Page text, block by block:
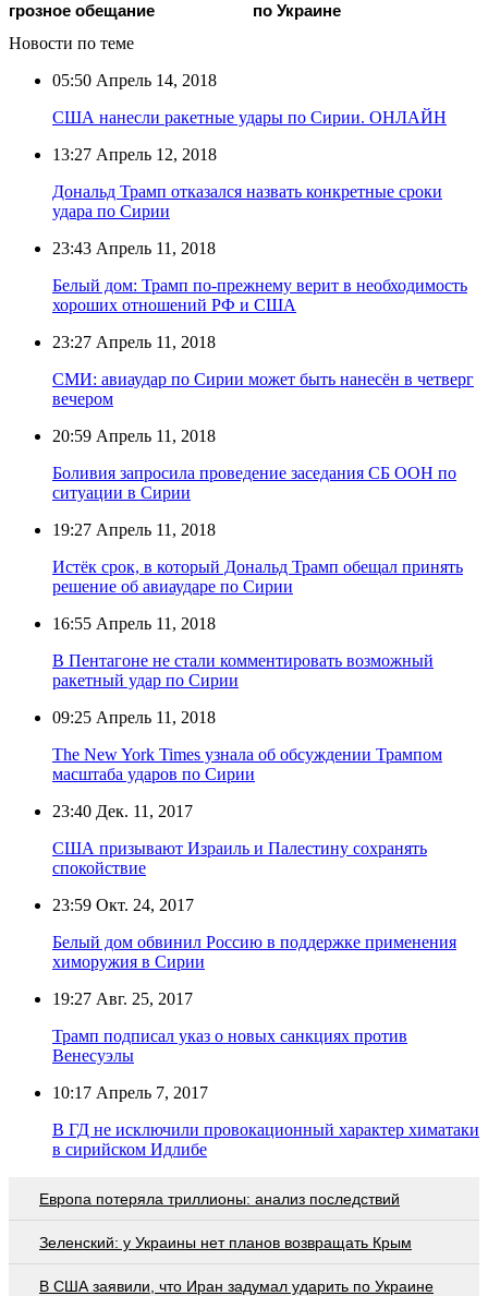
грозное обещание
по Украине
Новости по теме
05:50 Апрель 14, 2018
США нанесли ракетные удары по Сирии. ОНЛАЙН
13:27 Апрель 12, 2018
Дональд Трамп отказался назвать конкретные сроки
удара по Сирии
23:43 Апрель 11, 2018
Белый дом: Трамп по-прежнему верит в необходимость
хороших отношений РФ и США
23:27 Апрель 11, 2018
СМИ: авиаудар по Сирии может быть нанесён в четверг
вечером
20:59 Апрель 11, 2018
Боливия запросила проведение заседания СБ ООН по
ситуации в Сирии
19:27 Апрель 11, 2018
Истёк срок, в который Дональд Трамп обещал принять
решение об авиаударе по Сирии
16:55 Апрель 11, 2018
В Пентагоне не стали комментировать возможный
ракетный удар по Сирии
09:25 Апрель 11, 2018
The New York Times узнала об обсуждении Трампом
масштаба ударов по Сирии
23:40 Дек. 11, 2017
США призывают Израиль и Палестину сохранять
спокойствие
23:59 Окт. 24, 2017
Белый дом обвинил Россию в поддержке применения
химоружия в Сирии
19:27 Авг. 25, 2017
Трамп подписал указ о новых санкциях против
Венесуэлы
10:17 Апрель 7, 2017
В ГД не исключили провокационный характер химатаки
в сирийском Идлибе
Европа потеряла триллионы: анализ последствий
Зеленский: у Украины нет планов возвращать Крым
В США заявили, что Иран задумал ударить по Украине